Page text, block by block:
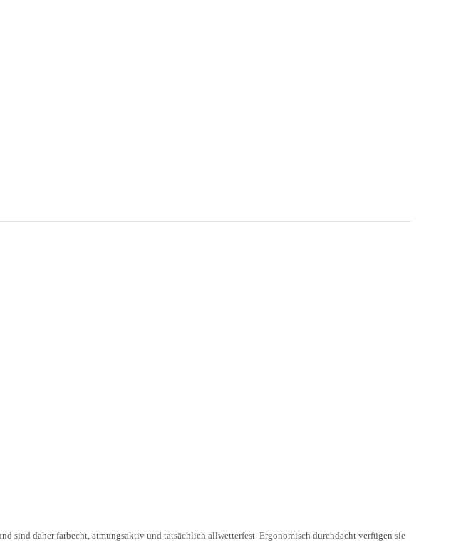
sind daher farbecht, atmungsaktiv und tatsächlich allwetterfest. Ergonomisch durchdacht verfügen sie